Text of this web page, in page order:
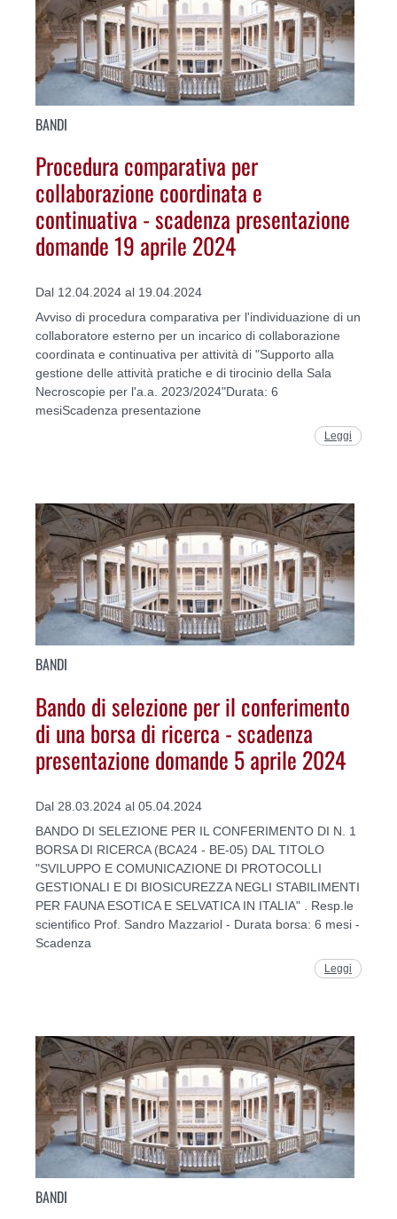
BANDI
Procedura comparativa per
collaborazione coordinata e
continuativa - scadenza presentazione
domande 19 aprile 2024
Dal 12.04.2024 al 19.04.2024
Avviso di procedura comparativa per l'individuazione di un
collaboratore esterno per un incarico di collaborazione
coordinata e continuativa per attività di "Supporto alla
gestione delle attività pratiche e di tirocinio della Sala
Necroscopie per l'a.a. 2023/2024"Durata: 6
mesiScadenza presentazione
Leggi
BANDI
Bando di selezione per il conferimento
di una borsa di ricerca - scadenza
presentazione domande 5 aprile 2024
Dal 28.03.2024 al 05.04.2024
BANDO DI SELEZIONE PER IL CONFERIMENTO DI N. 1
BORSA DI RICERCA (BCA24 - BE-05) DAL TITOLO
"SVILUPPO E COMUNICAZIONE DI PROTOCOLLI
GESTIONALI E DI BIOSICUREZZA NEGLI STABILIMENTI
PER FAUNA ESOTICA E SELVATICA IN ITALIA" . Resp.le
scientifico Prof. Sandro Mazzariol - Durata borsa: 6 mesi -
Scadenza
Leggi
BANDI